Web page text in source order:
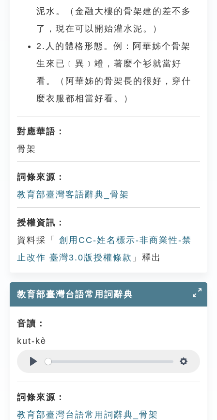
泥水。（金融大樓的骨架建的差不多
了，現在可以開始灌水泥。）
2.人的體格形態。例：阿華姊个骨架
生來已﹝異﹞竳，著麼个衫就當好
看。（阿華姊的骨架長的很好，穿什
麼衣服都相當好看。）
對應華語：
骨架
詞條來源：
教育部臺灣客語辭典_骨架
授權資訊：
資料採「
創用CC-姓名標示-非商業性-禁
止改作 臺灣3.0版授權條款 」釋出
教育部臺灣台語常用詞辭典
音讀：
kut-kè
詞條來源：
教育部臺灣台語常用詞辭典_骨架